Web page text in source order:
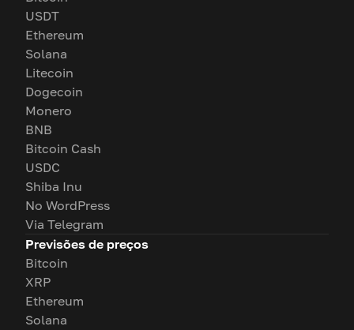
USDT
Ethereum
Solana
Litecoin
Dogecoin
Monero
BNB
Bitcoin Cash
USDC
Shiba Inu
No WordPress
Via Telegram
Previsões de preços
Bitcoin
XRP
Ethereum
Solana